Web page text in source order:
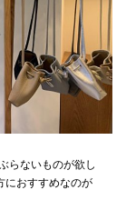
らないものが欲し
におすすめなのが